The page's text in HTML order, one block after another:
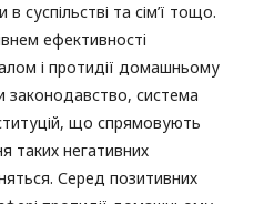
суспільстві та сім’ї тощо.
ефективності
і протидії домашньому
законодавство, система
що спрямовують
таких негативних
Серед позитивних